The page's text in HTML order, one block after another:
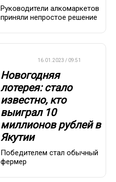
Руководители алкомаркетов
приняли непростое решение
16.01.2023 / 09:51
Новогодняя
лотерея: стало
известно, кто
выиграл 10
миллионов рублей в
Якутии
Победителем стал обычный
фермер